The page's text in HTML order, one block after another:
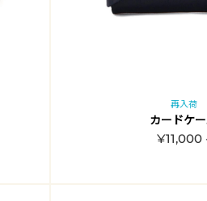
再入荷
カードケ
¥11,000